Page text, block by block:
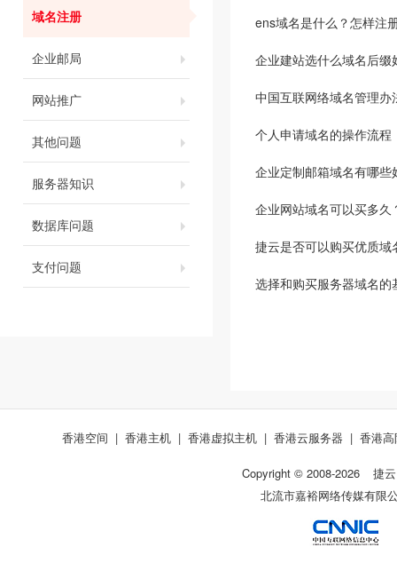
域名注册
企业邮局
网站推广
其他问题
服务器知识
数据库问题
支付问题
ens域名是什么？怎样注
企业建站选什么域名后缀
中国互联网络域名管理办
个人申请域名的操作流程
企业定制邮箱域名有哪些
企业网站域名可以买多久
捷云是否可以购买优质域
选择和购买服务器域名的
香港空间 | 香港主机 | 香港虚拟主机 | 香港云服务器 | 香港
Copyright © 2008-2026
捷云
北流市嘉裕网络传媒有限